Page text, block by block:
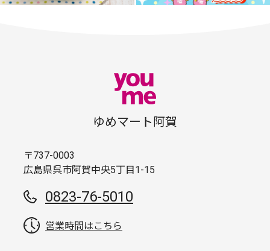
ゆめマート阿賀
〒737-0003
広島県呉市阿賀中央5丁目1-15
0823-76-5010
営業時間はこちら